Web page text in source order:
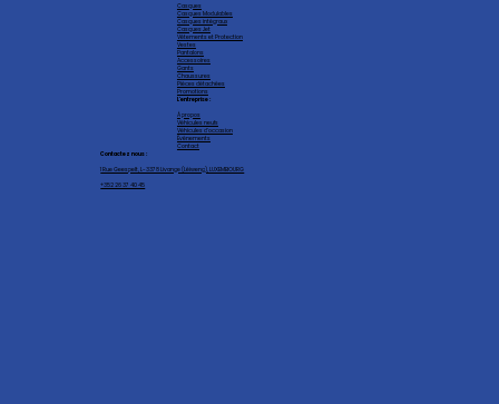
Casques
Casques Modulables
Casques intégraux
Casques Jet
Vêtements et Protection
Vestes
Pantalons
Accessoires
Gants
Chaussures
Pièces détachées
Promotions
L'entreprise :
À propos
Véhicules neufs
Véhicules d'occasion
Événements
Contact
Contactez nous :
1 Rue Geespelt, L-3378 Livange (Léiweng), LUXEMBOURG
+352 26 37 40 45